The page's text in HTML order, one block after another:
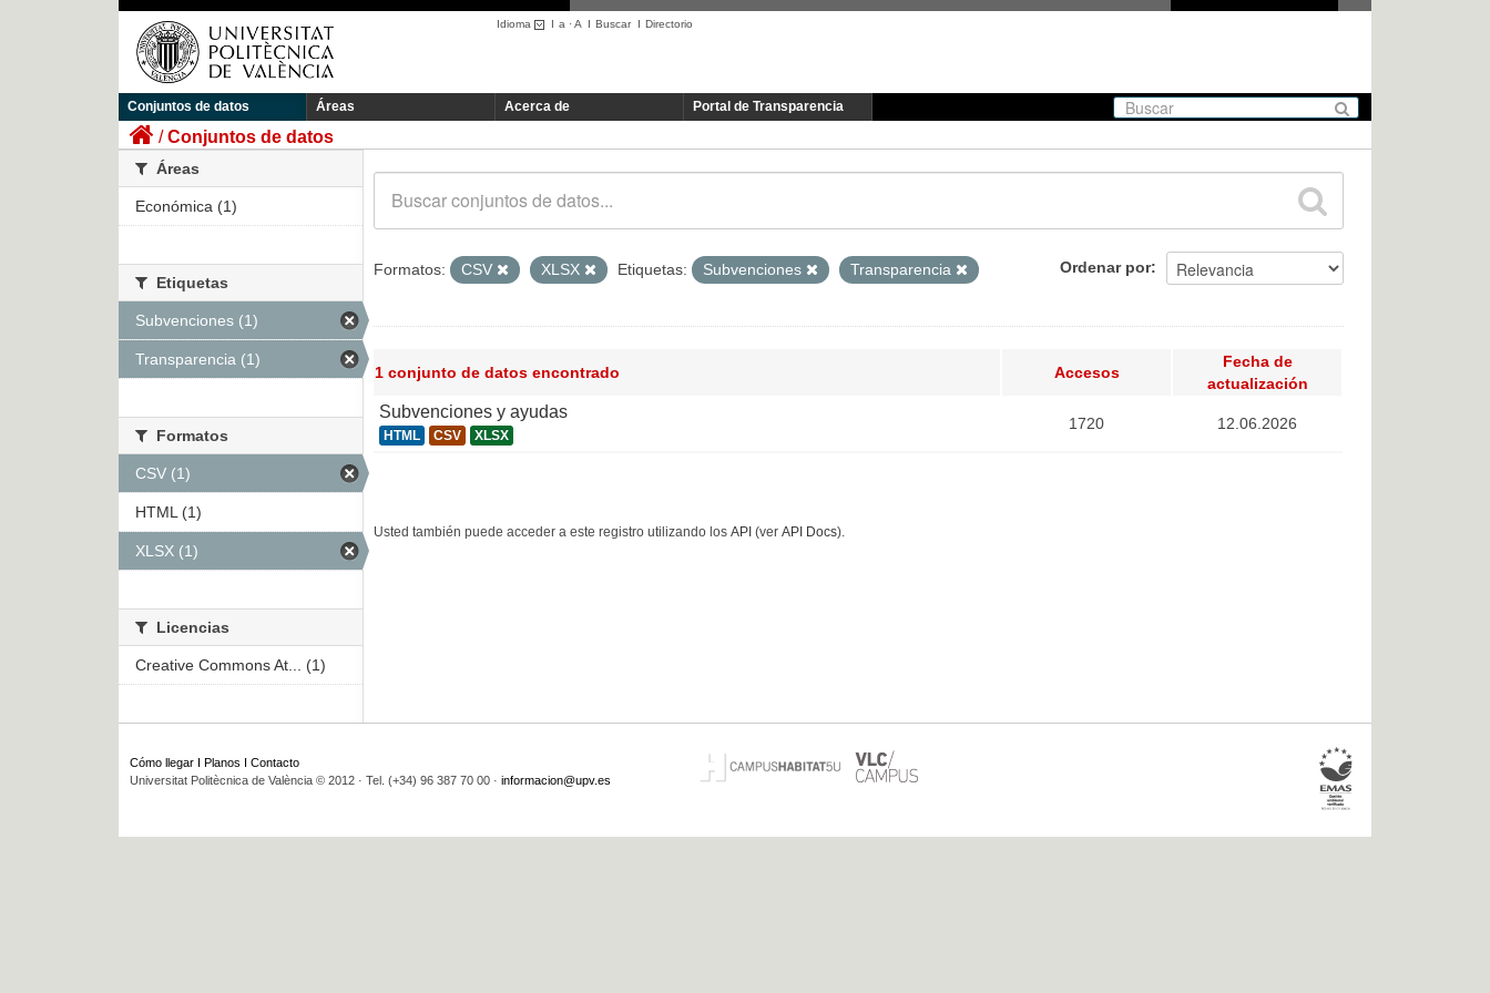
Idioma I a ·A I BuscarI Directorio
Conjuntos de datos Áreas Acerca de Portal de Transparencia
Conjuntos de datos
Ordenar por
Formatos: CSV XLSX Etiquetas: Subvenciones Transparencia
1 conjunto de datos encontrado Accesos
Fecha de
actualización
Subvenciones y ayudas
HTML CSV XLSX
1720 12.06.2026
Usted también puede acceder a este registro utilizando los API (ver API Docs).
Áreas
Económica (1)
Etiquetas
Subvenciones (1)
Transparencia (1)
Formatos
CSV (1)
HTML (1)
XLSX (1)
Licencias
Creative Commons At... (1)
Cómo llegar Planos
Contacto
Universitat Politècnica de València © 2012 · Tel. (+34) 96 387 70 00 · informacion@upv.es